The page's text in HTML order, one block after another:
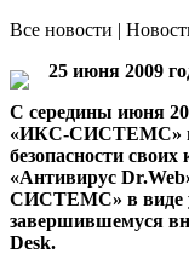
Все новости |
25 июня 2009
С середины июня
«ИКС-СИСТЕМС»
безопасности
«Антивирус
СИСТЕМС» в виде
завершившемуся
Desk.